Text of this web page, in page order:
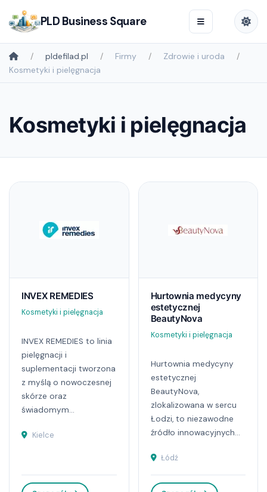
PLD Business Square
pldefilad.pl Firmy
Zdrowie i uroda
Kosmetyki i pielęgnacja
Kosmetyki i pielęgnacja
INVEX REMEDIES
Kosmetyki i pielęgnacja
INVEX REMEDIES to linia
pielęgnacji i
suplementacji tworzona
z myślą o nowoczesnej
skórze oraz
świadomym...
Kielce
Hurtownia medycyny
estetycznej
BeautyNova
Kosmetyki i pielęgnacja
Hurtownia medycyny
estetycznej
BeautyNova,
zlokalizowana w sercu
Łodzi, to niezawodne
źródło innowacyjnych...
Łódź